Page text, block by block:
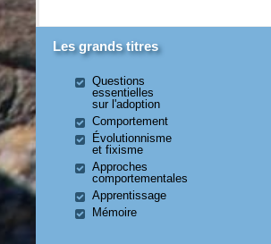
Les grands titres
Questions
essentielles
sur l'adoption
Comportement
Évolutionnisme
et fixisme
Approches
comportementales
Apprentissage
Mémoire